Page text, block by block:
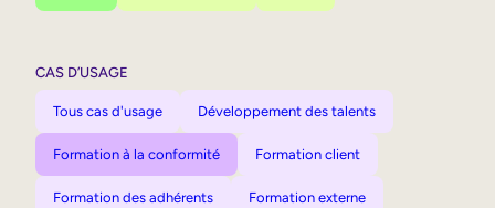
CAS D’USAGE
Tous cas d'usage Développement des talents
Formation à la conformité Formation client
Formation des adhérents Formation externe